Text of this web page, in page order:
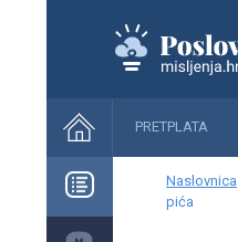
PRETPLATA
Naslovnica
pića